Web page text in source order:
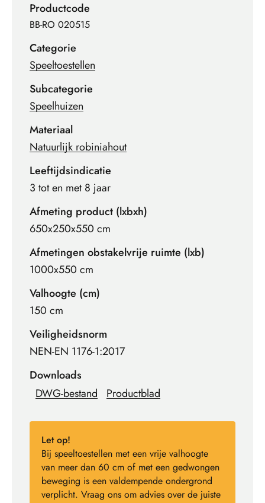
Productcode
BB-RO 020515
Categorie
Speeltoestellen
Subcategorie
Speelhuizen
Materiaal
Natuurlijk robiniahout
Leeftijdsindicatie
3 tot en met 8 jaar
Afmeting product (lxbxh)
650x250x550 cm
Afmetingen obstakelvrije ruimte (lxb)
1000x550 cm
Valhoogte (cm)
150 cm
Veiligheidsnorm
NEN-EN 1176-1:2017
Downloads
DWG-bestand
Productblad
Let op!
Bij speeltoestellen met een vrije valhoogte
van meer dan 60 cm of met een gedwongen
beweging is een valdempende ondergrond
verplicht. Vraag ons om advies over de juiste